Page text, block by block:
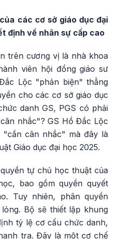
các cơ sở giáo dục đại
định về nhân sự cấp cao
trên cương vị là nhà khoa
viên hội đồng giáo sư
Lộc "phản biện" thẳng
cho các cơ sở giáo dục
danh GS, PGS có phải
nhắc"? GS Hồ Đắc Lộc
cân nhắc" mà đây là
Giáo dục đại học 2025.
tự chủ học thuật của
bao gồm quyền quyết
Tuy nhiên, phân quyền
Bộ sẽ thiết lập khung
tỷ lệ cơ cấu chức danh,
tra. Đây là một cơ chế